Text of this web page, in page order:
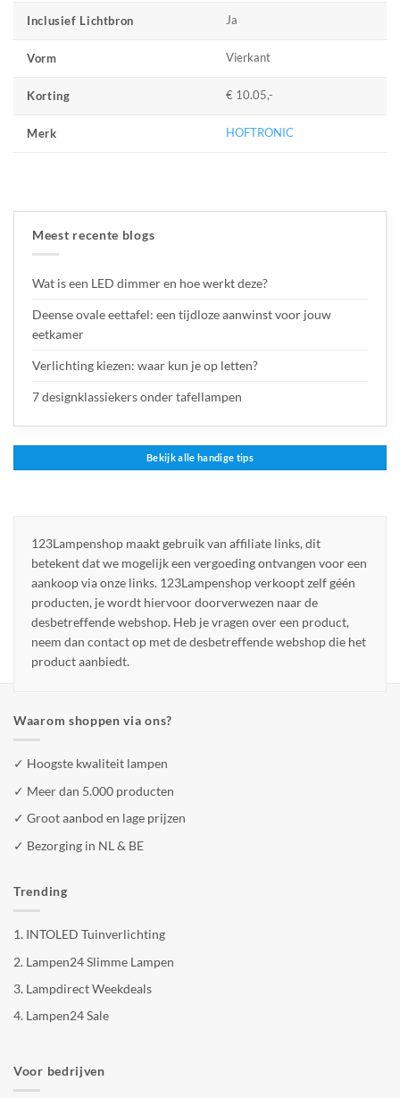
Inclusief Lichtbron Ja
Vorm Vierkant
Korting € 10.05,-
Merk HOFTRONIC
Meest recente blogs
Wat is een LED dimmer en hoe werkt deze?
Deense ovale eettafel: een tijdloze aanwinst voor jouw
eetkamer
Verlichting kiezen: waar kun je op letten?
7 designklassiekers onder tafellampen
Bekijk alle handige tips
123Lampenshop maakt gebruik van affiliate links, dit
betekent dat we mogelijk een vergoeding ontvangen voor een
aankoop via onze links. 123Lampenshop verkoopt zelf géén
producten, je wordt hiervoor doorverwezen naar de
desbetreffende webshop. Heb je vragen over een product,
neem dan contact op met de desbetreffende webshop die het
product aanbiedt.
Waarom shoppen via ons?
✓ Hoogste kwaliteit lampen
✓ Meer dan 5.000 producten
✓ Groot aanbod en lage prijzen
✓ Bezorging in NL & BE
Trending
1. INTOLED Tuinverlichting
2. Lampen24 Slimme Lampen
3. Lampdirect Weekdeals
4. Lampen24 Sale
Voor bedrijven